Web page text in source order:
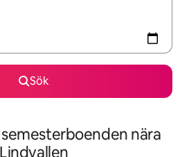
Sök
nära
Lindvallen